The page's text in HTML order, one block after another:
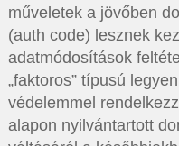
műveletek a jövőben
(auth code) lesznek
adatmódosítások
„faktoros” típusú
védelemmel
alapon nyilvántartott